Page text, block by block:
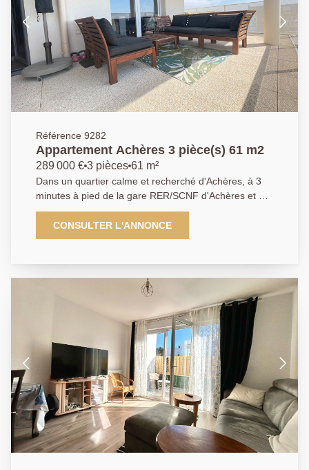
Référence 9282
Appartement Achères 3 pièce(s) 61 m2
289 000 € 3 pièces 61 m²
Dans un quartier calme et recherché d'Achères, à 3
minutes à pied de la gare RER/SCNF d'Achères et à
proximité immédiate des commerces, l'Agence
Principale vous propose ce bel Appartement de type
T3 de 61m² situé en étage d'une résidence récente et
ouverte sur un séjour lumineux donnant accès à une
terrasse de 23.34m², deux chambres, une salle d'eau
PRINCIPALE: 01.30.06.69.69 (collaborateur salarié
C.H).
CONSULTER L'ANNONCE